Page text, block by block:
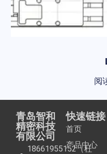
阅
青岛智和
精密科技
有限公司
18661955152（杜
快速链接
首页
产品中心